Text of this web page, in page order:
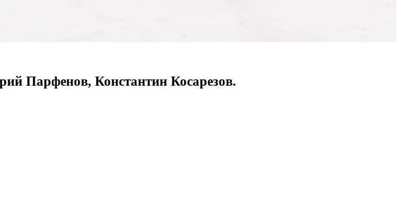
Парфенов, Константин Косарезов.